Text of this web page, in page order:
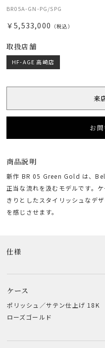
BR05A-GN-PG/SPG
￥5,533,000 （税込）
取扱店舗
HF-AGE 高崎店
来
お
商品説明
新作 BR 05 Green Gold は、
正当な流れを汲むモデルです。
きりとしたスタイリッシュなデ
を感じさせます。
仕様
ケース
ポリッシュ／サテン仕上げ 18K
ローズゴールド